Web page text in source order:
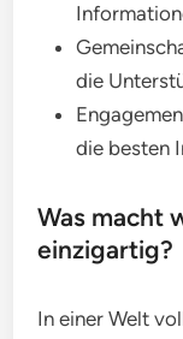
die
die besten
Was macht
einzigartig?
In einer Welt